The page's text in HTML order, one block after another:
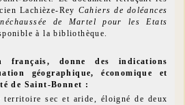
Lachièze-Rey Cahiers de doléances
de Martel pour les Etats
à la bibliothèque.
français, donne des indications
géographique, économique et
de Saint-Bonnet :
sec et aride, éloigné de deux